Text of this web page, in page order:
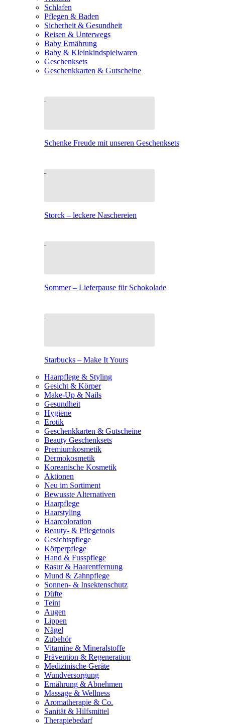
Schlafen
Pflegen & Baden
Sicherheit & Gesundheit
Reisen & Unterwegs
Baby Ernährung
Baby & Kleinkindspielwaren
Geschenksets
Geschenkkarten & Gutscheine
Schenke Freude mit unseren Geschenksets
Storck – leckere Naschereien
Sommer – Lieferpause für Schokolade
Starbucks – Make It Yours
Haarpflege & Styling
Gesicht & Körper
Make-Up & Nails
Gesundheit
Hygiene
Erotik
Geschenkkarten & Gutscheine
Beauty Geschenksets
Premiumkosmetik
Dermokosmetik
Koreanische Kosmetik
Aktionen
Neu im Sortiment
Bewusste Alternativen
Haarpflege
Haarstyling
Haarcoloration
Beauty- & Pflegetools
Gesichtspflege
Körperpflege
Hand & Fusspflege
Rasur & Haarentfernung
Mund & Zahnpflege
Sonnen- & Insektenschutz
Düfte
Teint
Augen
Lippen
Nägel
Zubehör
Vitamine & Mineralstoffe
Prävention & Regeneration
Medizinische Geräte
Wundversorgung
Ernährung & Abnehmen
Massage & Wellness
Aromatherapie & Co.
Sanität & Hilfsmittel
Therapiebedarf